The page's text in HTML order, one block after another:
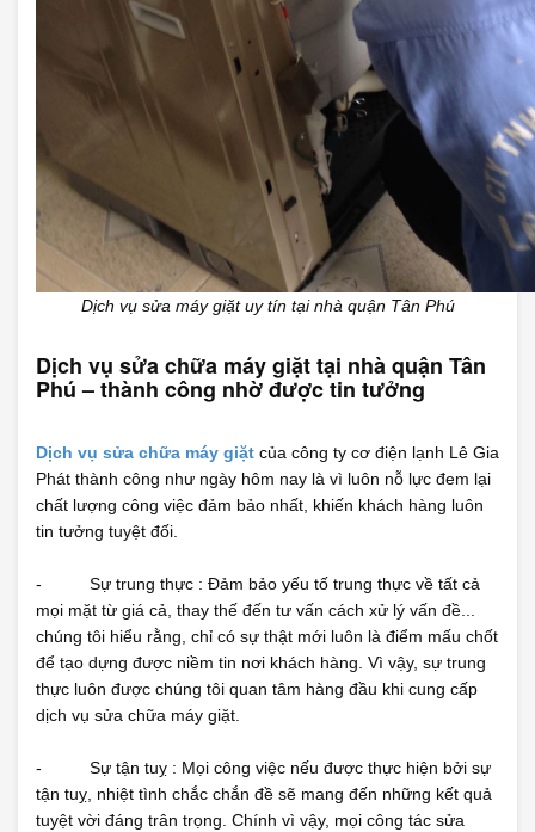
Dịch vụ sửa máy giặt uy tín tại nhà quận Tân Phú
Dịch vụ sửa chữa máy giặt tại nhà quận Tân
Phú – thành công nhờ được tin tưởng
Dịch vụ sửa chữa máy giặt của công ty cơ điện lạnh Lê Gia
Phát thành công như ngày hôm nay là vì luôn nỗ lực đem lại
chất lượng công việc đảm bảo nhất, khiến khách hàng luôn
tin tưởng tuyệt đối.
- Sự trung thực : Đảm bảo yếu tố trung thực về tất cả
mọi mặt từ giá cả, thay thế đến tư vấn cách xử lý vấn đề...
chúng tôi hiểu rằng, chỉ có sự thật mới luôn là điểm mấu chốt
để tạo dựng được niềm tin nơi khách hàng. Vì vậy, sự trung
thực luôn được chúng tôi quan tâm hàng đầu khi cung cấp
dịch vụ sửa chữa máy giặt.
- Sự tận tuỵ : Mọi công việc nếu được thực hiện bởi sự
tận tuỵ, nhiệt tình chắc chắn đề sẽ mang đến những kết quả
tuyệt vời đáng trân trọng. Chính vì vậy, mọi công tác sửa